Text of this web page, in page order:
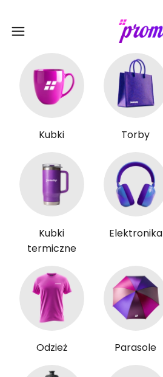
Kubki Torby
Kubki
termiczne
Elektronika
Odzież Parasole